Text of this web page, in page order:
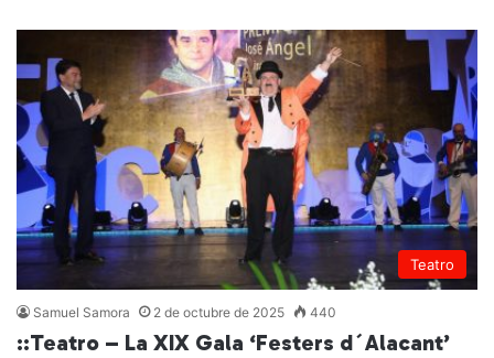
Teatro
Samuel Samora 2 de octubre de 2025 440
::Teatro – La XIX Gala ‘Festers d´Alacant’